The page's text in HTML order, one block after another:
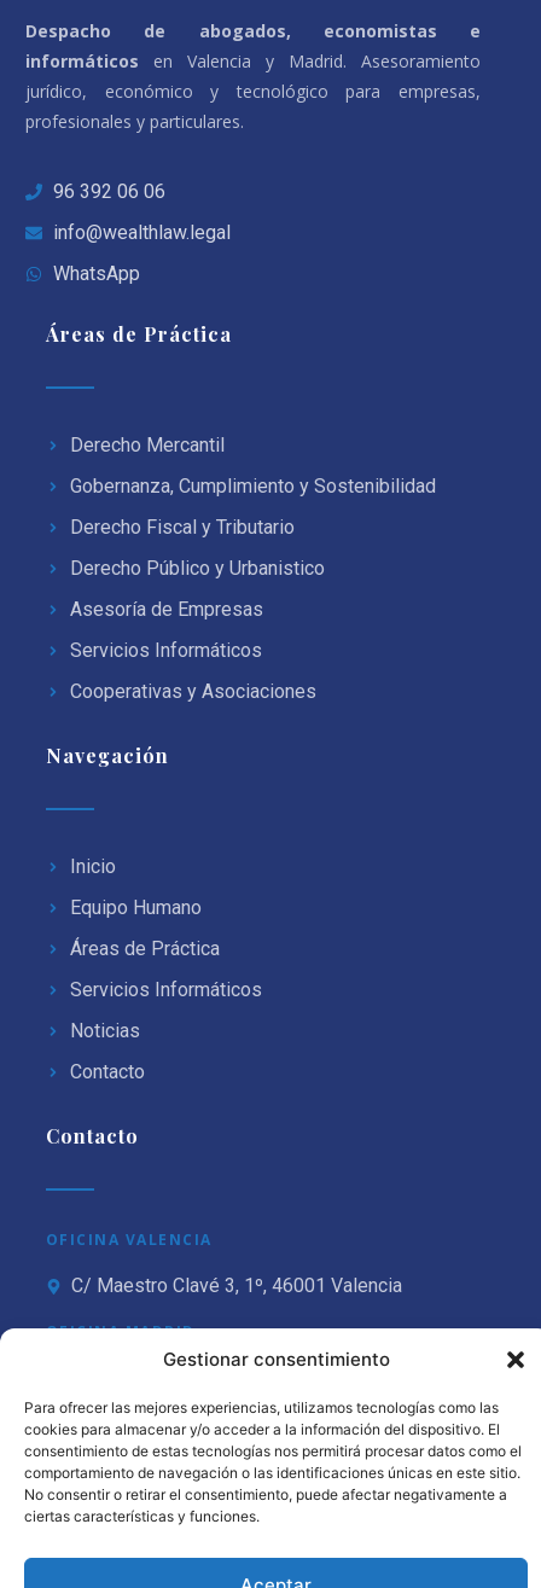
Gestionar consentimiento
Para ofrecer las mejores experiencias, utilizamos tecnologías como las
cookies para almacenar y/o acceder a la información del dispositivo. El
consentimiento de estas tecnologías nos permitirá procesar datos como el
comportamiento de navegación o las identificaciones únicas en este sitio.
No consentir o retirar el consentimiento, puede afectar negativamente a
ciertas características y funciones.
Despacho de abogados, economistas e
informáticos en Valencia y Madrid. Asesoramiento
jurídico, económico y tecnológico para empresas,
profesionales y particulares.
96 392 06 06
info@wealthlaw.legal
WhatsApp
Áreas de Práctica
Derecho Mercantil
Gobernanza, Cumplimiento y Sostenibilidad
Derecho Fiscal y Tributario
Derecho Público y Urbanistico
Asesoría de Empresas
Servicios Informáticos
Cooperativas y Asociaciones
Navegación
Inicio
Equipo Humano
Áreas de Práctica
Servicios Informáticos
Noticias
Contacto
Contacto
OFICINA VALENCIA
C/ Maestro Clavé 3, 1º, 46001 Valencia
OFICINA MADRID
© 2026 Wealth Law · Todos los derechos reservados · Sitio
web creado porOR Design